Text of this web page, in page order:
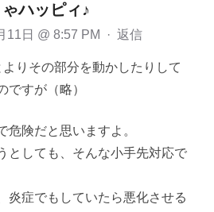
ハッピィ♪
11日 @ 8:57 PM · 返信
りその部分を動かしたりして
ですが（略）
険だと思いますよ。
としても、そんな小手先対応で
炎症でもしていたら悪化させる